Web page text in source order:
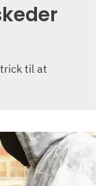
til at